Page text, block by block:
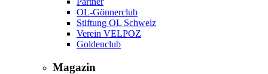
OL-Gönnerclub
Stiftung OL Schweiz
Verein VELPOZ
Goldenclub
Magazin